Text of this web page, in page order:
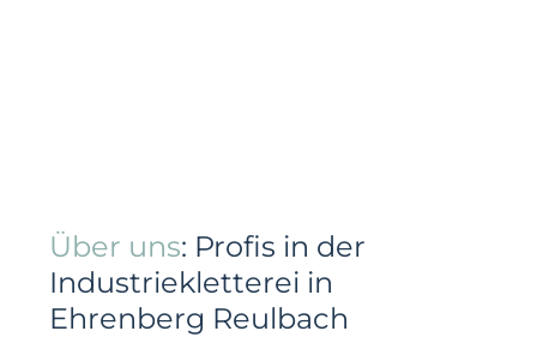
Über uns: Profis in der
Industriekletterei in
Ehrenberg Reulbach